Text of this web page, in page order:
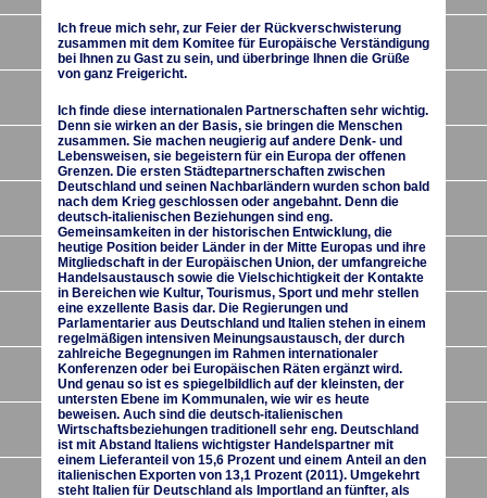
Ich freue mich sehr, zur Feier der Rückverschwisterung
zusammen mit dem Komitee für Europäische Verständigung
bei Ihnen zu Gast zu sein, und überbringe Ihnen die Grüße
von ganz Freigericht.
Ich finde diese internationalen Partnerschaften sehr wichtig.
Denn sie wirken an der Basis, sie bringen die Menschen
zusammen. Sie machen neugierig auf andere Denk- und
Lebensweisen, sie begeistern für ein Europa der offenen
Grenzen. Die ersten Städtepartnerschaften zwischen
Deutschland und seinen Nachbarländern wurden schon bald
nach dem Krieg geschlossen oder angebahnt. Denn die
deutsch-italienischen Beziehungen sind eng.
Gemeinsamkeiten in der historischen Entwicklung, die
heutige Position beider Länder in der Mitte Europas und ihre
Mitgliedschaft in der Europäischen Union, der umfangreiche
Handelsaustausch sowie die Vielschichtigkeit der Kontakte
in Bereichen wie Kultur, Tourismus, Sport und mehr stellen
eine exzellente Basis dar. Die Regierungen und
Parlamentarier aus Deutschland und Italien stehen in einem
regelmäßigen intensiven Meinungsaustausch, der durch
zahlreiche Begegnungen im Rahmen internationaler
Konferenzen oder bei Europäischen Räten ergänzt wird.
Und genau so ist es spiegelbildlich auf der kleinsten, der
untersten Ebene im Kommunalen, wie wir es heute
beweisen. Auch sind die deutsch-italienischen
Wirtschaftsbeziehungen traditionell sehr eng. Deutschland
ist mit Abstand Italiens wichtigster Handelspartner mit
einem Lieferanteil von 15,6 Prozent und einem Anteil an den
italienischen Exporten von 13,1 Prozent (2011). Umgekehrt
steht Italien für Deutschland als Importland an fünfter, als